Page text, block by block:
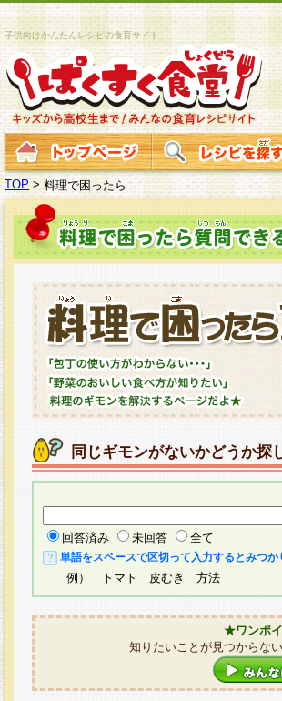
子供向けかんたんレシピの食育サイト
TOP >料理で困ったら
同じギモンがないかどうか探
回答済み 未回答 全て
単語をスペースで区切って入力するとみつか
例） トマト 皮むき 方法
★ワンポ
知りたいことが見つからな